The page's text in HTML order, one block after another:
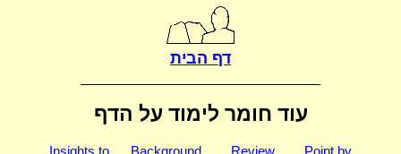
דף הבית
עוד חומר לימוד על הדף
Insights to
Background
Review
Point by